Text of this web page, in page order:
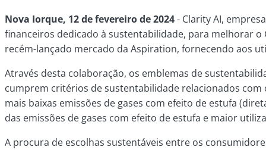
Nova Iorque, 12 de fevereiro de 2024- Clarity AI,
financeiros dedicado à sustentabilidade, para melhorar
recém-lançado mercado da Aspiration, fornecendo aos
Através desta colaboração, os emblemas de
cumprem critérios de sustentabilidade relacionados com
mais baixas emissões de gases com efeito de estufa
das emissões de gases com efeito de estufa e maior
A procura de escolhas sustentáveis entre os